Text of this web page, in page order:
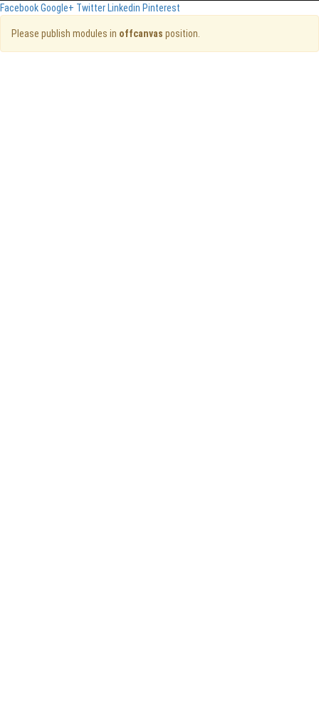
FacebookGoogle+ TwitterLinkedin Pinterest
Please publish modules in offcanvas position.